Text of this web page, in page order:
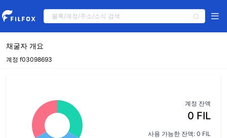
채굴자 개요
계정 f03098693
계정 잔액
0 FIL
사용 가능한 잔액: 0 FIL